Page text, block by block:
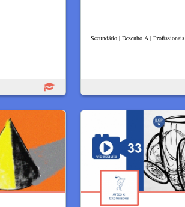
Secundário | Desenho A | Profissionais